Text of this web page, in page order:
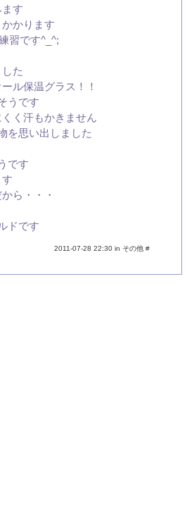
す
かります
習です^_^;
た
ル保温グラス！！
うです
く汗もかきません
を思い出しました
です
ら・・・
ドです
2011-07-28 22:30 in その他 #